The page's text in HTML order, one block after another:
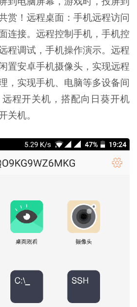
赏！远程桌面：手机远程访问
连接。远程控制手机，手机控
程调试，手机操作演示。远程
置安卓手机摄像头，实现远程
，实现手机、电脑等多设备间
程开关机，搭配向日葵开机
关机。